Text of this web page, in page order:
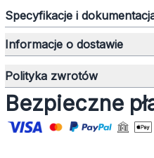
Specyfikacje i
Informacje o dostawie
Polityka zwrotów
Bezpieczne